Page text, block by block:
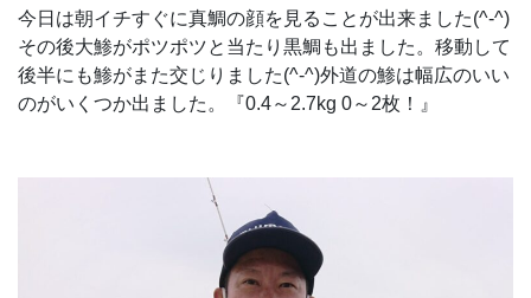
今日は朝イチすぐに真鯛の顔を見ることが出来ました(^-^)
その後大鯵がポツポツと当たり黒鯛も出ました。移動して
後半にも鯵がまた交じりました(^-^)外道の鯵は幅広のいい
のがいくつか出ました。『0.4～2.7kg 0～2枚！』